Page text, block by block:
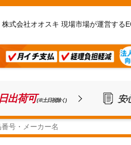
株式会社オオスキ 現場市場が運営する
出荷可(※土日祝除く) 安